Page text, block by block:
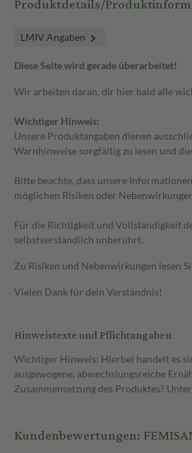
LMIV Angaben
Diese Seite wird gerade überarbeitet!
Wir arbeiten daran, dir hier bald alle
Wichtiger Hinweis:
Unsere Produktangaben dienen
Warnhinweise sorgfältig zu lesen und
Bitte beachte, dass unsere
möglichen Risiken oder
Für die Richtigkeit und Vollständigkeit
selbstverständlich unberührt.
Zu Risiken und Nebenwirkungen lesen
Vielen Dank für dein Verständnis!
Hinweistexte und Pflichtangaben
Wichtiger Hinweis: Hierbei handelt es
ausgewogene, abwechslungsreiche
Zusammensetzung des Produktes?
Kundenbewertungen: